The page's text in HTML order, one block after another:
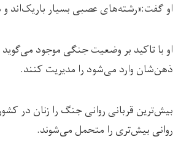
او گفت:«رشته‌های عصبی بسیار باریک‌اند و
او با تاکید بر وضعیت جنگی موجود می‌گوید
ذهن‌شان وارد می‌شود را مدیریت کنند.
بیش‌ترین قربانی روانی جنگ را زنان در
روانی بیش‌تری را متحمل می‌شوند.